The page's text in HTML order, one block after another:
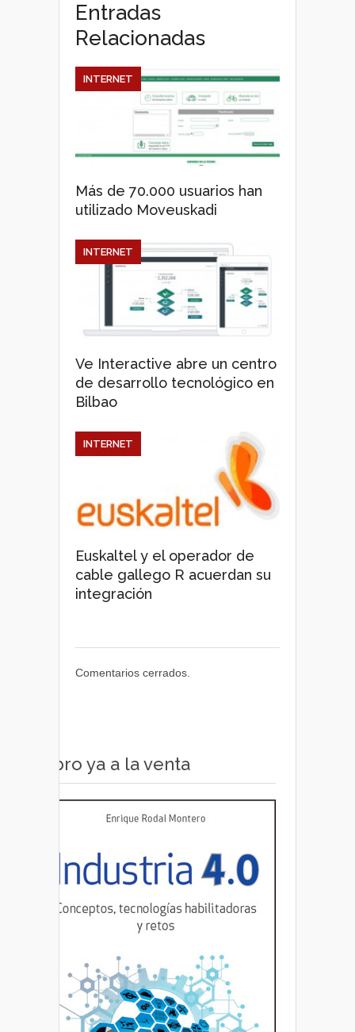
Entradas
Relacionadas
Más de 70.000 usuarios han
utilizado Moveuskadi
INTERNET
Ve Interactive abre un centro
de desarrollo tecnológico en
Bilbao
INTERNET
Euskaltel y el operador de
cable gallego R acuerdan su
integración
INTERNET
Comentarios cerrados.
Libro ya a la venta